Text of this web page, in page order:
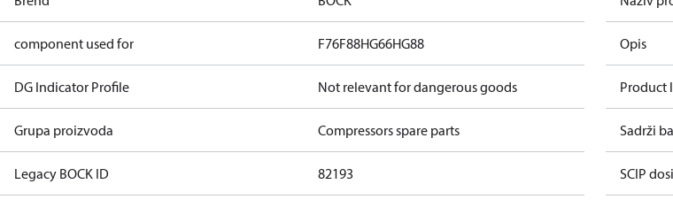
component used for F76F88HG66HG88
DG Indicator Profile Not relevant for dangerous goods
Grupa proizvoda Compressors spare parts
Legacy BOCK ID 82193
Opis
Product
Sadrži
SCIP